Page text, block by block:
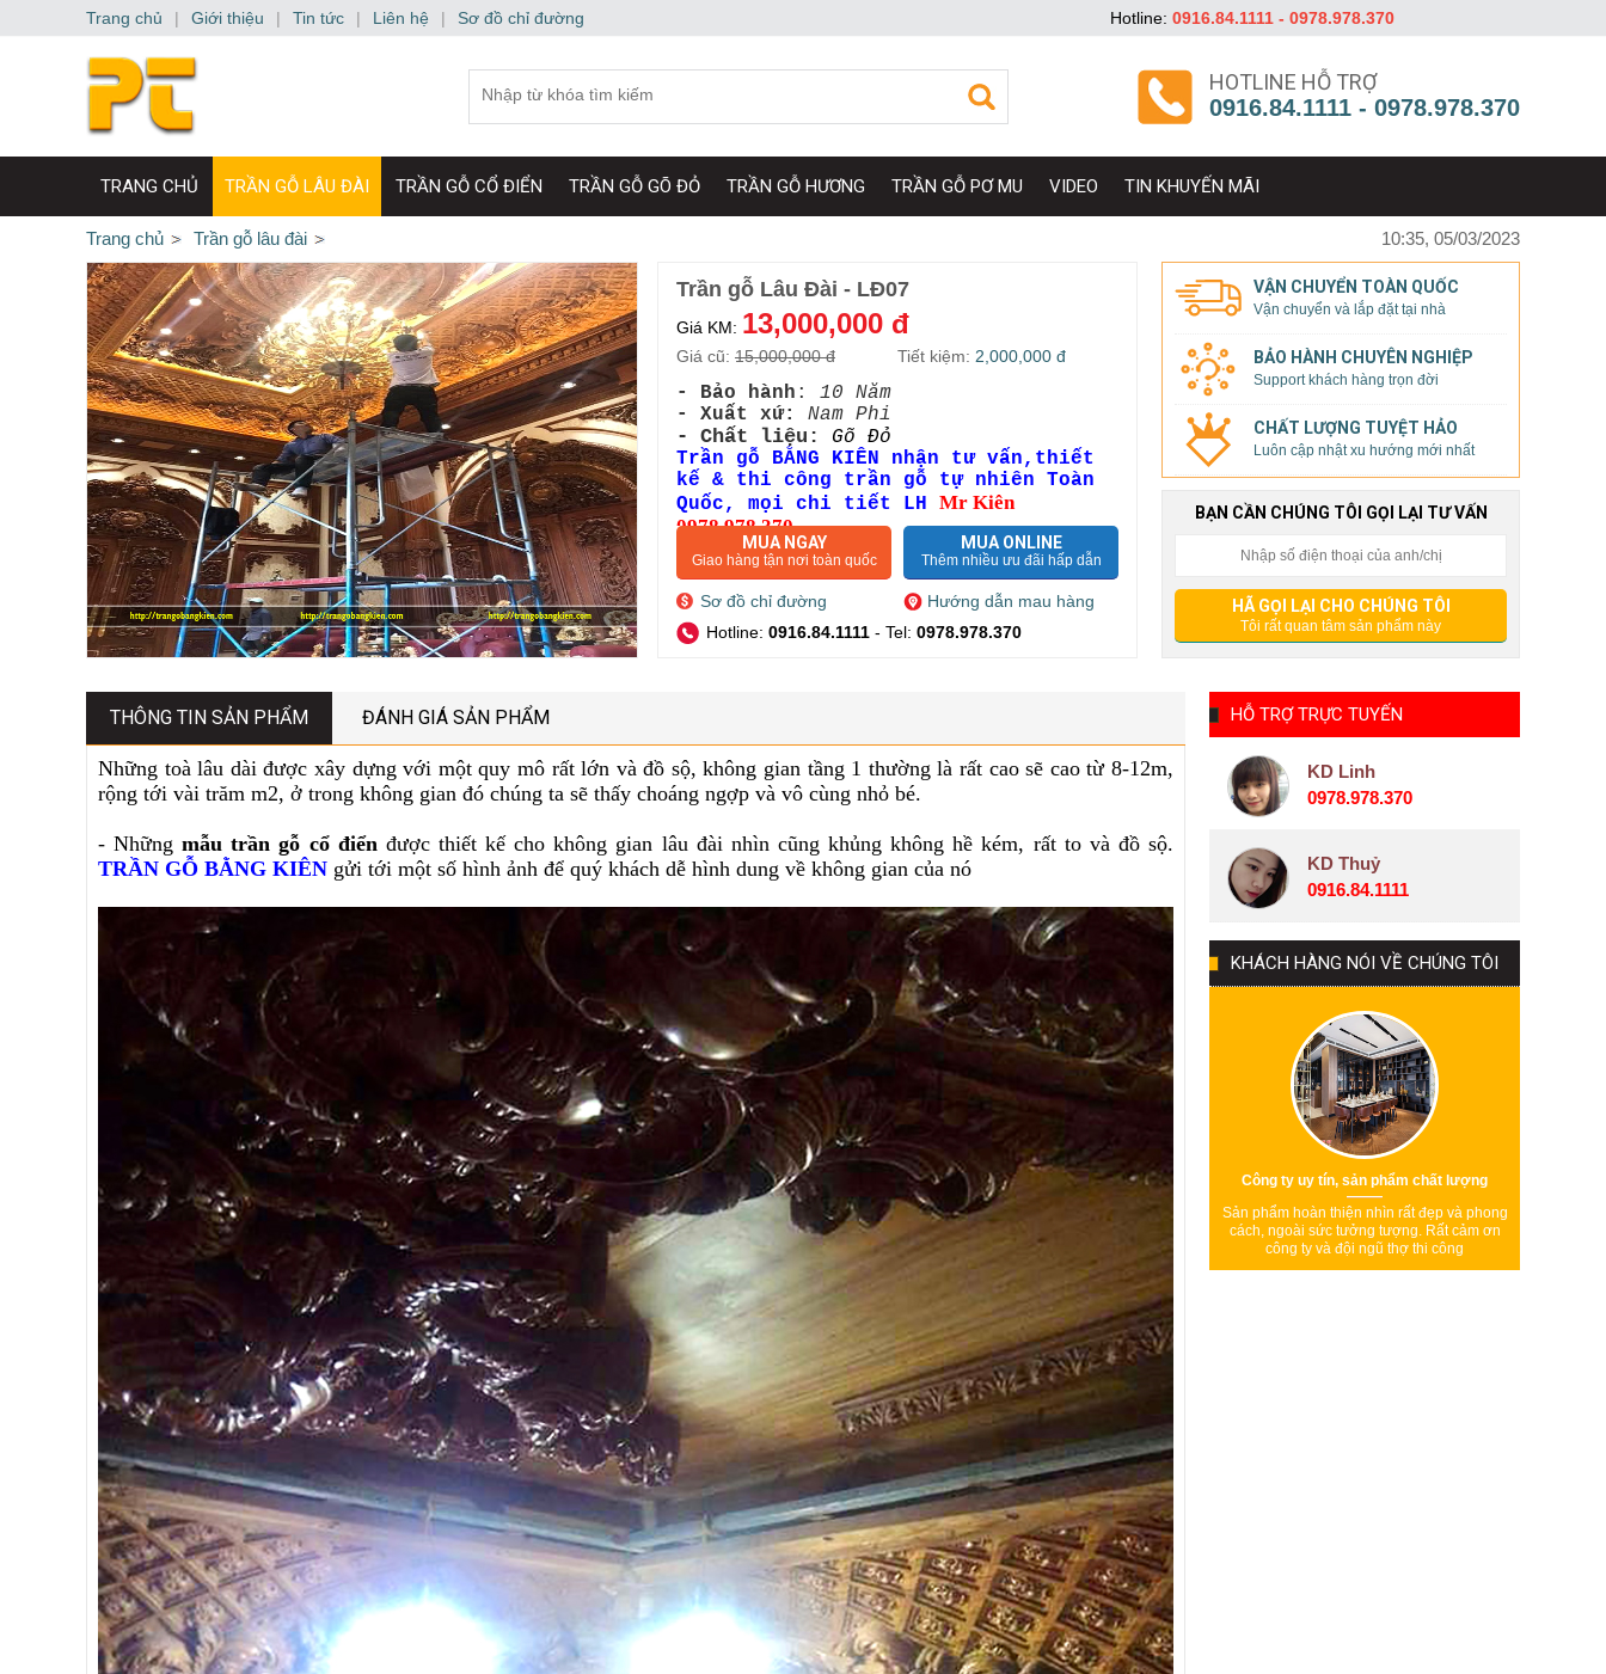
HOTLINE HỖ TRỢ
0916.84.1111 - 0978.978.370
TRANG CHỦ TRẦN GỖ LÂU ĐÀI TRẦN GỖ CỔ ĐIỂN TRẦN GỖ GÕ ĐỎ TRẦN GỖ HƯƠNG TRẦN GỖ PƠ MU VIDEO TIN KHUYẾN MÃI
10:35, 05/03/2023
Trang chủ Trần gỗ lâu đài
Trần gỗ Lâu Đài - LĐ07
Giá KM: 13,000,000 đ
Giá cũ: 15,000,000 đ Tiết kiệm: 2,000,000 đ
- Bảo hành :
10 Năm
- Xuất xứ:
Nam Phi
- Chất liệu: Gõ Đỏ
Trần gỗ BẰNG KIÊN nhận tư vấn,thiết
kế & thi công trần gỗ tự nhiên Toàn
Quốc, mọi chi tiết LH Mr Kiên
0978.978.370
MUA NGAY
Giao hàng tận nơi toàn quốc
MUA ONLINE
Thêm nhiều ưu đãi hấp dẫn
Sơ đồ chỉ đường
Hướng dẫn mau hàng
Hotline: 0916.84.1111 - Tel: 0978.978.370
VẬN CHUYỂN TOÀN QUỐC
Vận chuyển và lắp đặt tại nhà
BẢO HÀNH CHUYÊN NGHIỆP
Support khách hàng trọn đời
CHẤT LƯỢNG TUYỆT HẢO
Luôn cập nhật xu hướng mới nhất
BẠN CẦN CHÚNG TÔI GỌI LẠI TƯ VẤN
THÔNG TIN SẢN PHẨM ĐÁNH GIÁ SẢN PHẨM
Những toà lâu dài được xây dựng với một quy mô rất lớn và đồ sộ, không gian tầng 1 thường là rất cao sẽ cao từ 8-12m,
rộng tới vài trăm m2, ở trong không gian đó chúng ta sẽ thấy choáng ngợp và vô cùng nhỏ bé.
- Nhữngmẫu trần gỗ cổ điểnđược thiết kế cho không gian lâu đài nhìn cũng khủng không hề kém, rất to và đồ sộ.
TRẦN GỖ BẰNG KIÊN gửi tới một số hình ảnh để quý khách dễ hình dung về không gian của nó
HỖ TRỢ TRỰC TUYẾN
KD Linh
0978.978.370
KD Thuỷ
0916.84.1111
KHÁCH HÀNG NÓI VỀ CHÚNG TÔI
Công ty uy tín, sản phẩm chất lượng
Sản phẩm hoàn thiện nhìn rất đẹp và phong
cách, ngoài sức tưởng tượng. Rất cảm ơn
công ty và đội ngũ thợ thi công
Hotline: 0916.84.1111 - 0978.978.370
Trang chủ | Giới thiệu | Tin tức | Liên hệ | Sơ đồ chỉ đường